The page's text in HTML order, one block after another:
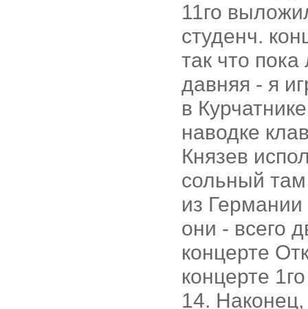
11го
студенч.
так что
давняя - я
в
наводке
Князев
сольный
из
они - всего
концерте
концерте
14.